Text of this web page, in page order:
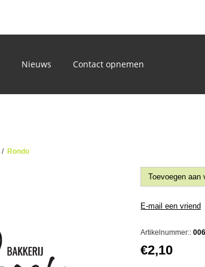
Nieuws Contact opnemen
/ Rondo
Artikelnummer::
€2,10